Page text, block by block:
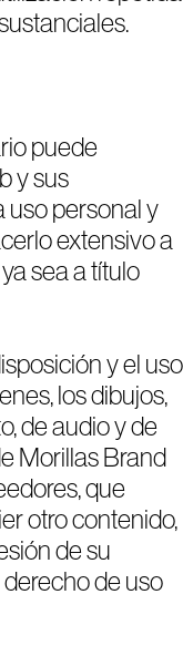
puede
y sus
uso personal y
extensivo a
sea a título
y el uso
los dibujos,
de audio y de
Morillas Brand
que
otro contenido,
de su
de uso